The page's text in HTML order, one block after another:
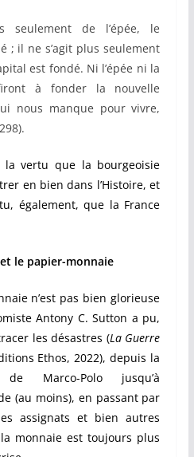
seulement de l’épée, le
; il ne s’agit plus seulement
est fondé. Ni l’épée ni la
à fonder la nouvelle
nous manque pour vivre,
la vertu que la bourgeoisie
en bien dans l’Histoire, et
également, que la France
le papier-monnaie
n’est pas bien glorieuse
Antony C. Sutton a pu,
les désastres (La Guerre
Ethos, 2022), depuis la
Marco-Polo jusqu’à
(au moins), en passant par
assignats et bien autres
monnaie est toujours plus